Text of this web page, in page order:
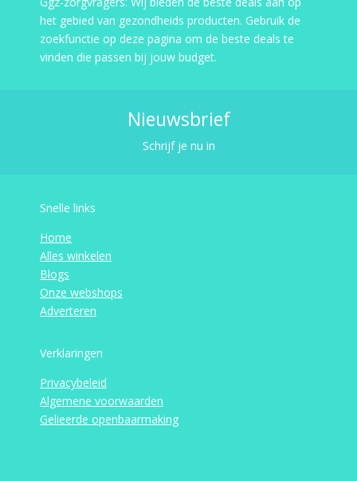
het gebied van gezondheids producten. Gebruik de
zoekfunctie op deze pagina om de beste deals te
vinden die passen bij jouw budget.
Nieuwsbrief
Schrijf je nu in
Snelle links
Home
Alles winkelen
Blogs
Onze webshops
Adverteren
Verklaringen
Privacybeleid
Algemene voorwaarden
Gelieerde openbaarmaking